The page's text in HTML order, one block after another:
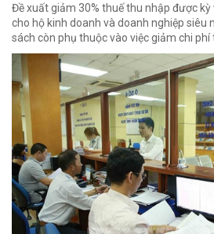
Đề xuất giảm 30% thuế thu nhập được
cho hộ kinh doanh và doanh nghiệp siêu
sách còn phụ thuộc vào việc giảm chi phí